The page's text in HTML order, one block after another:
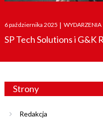
Posted
on
6 października 2025 | WYDARZENIA
SP Tech Solutions i G&K
Strony
Redakcja